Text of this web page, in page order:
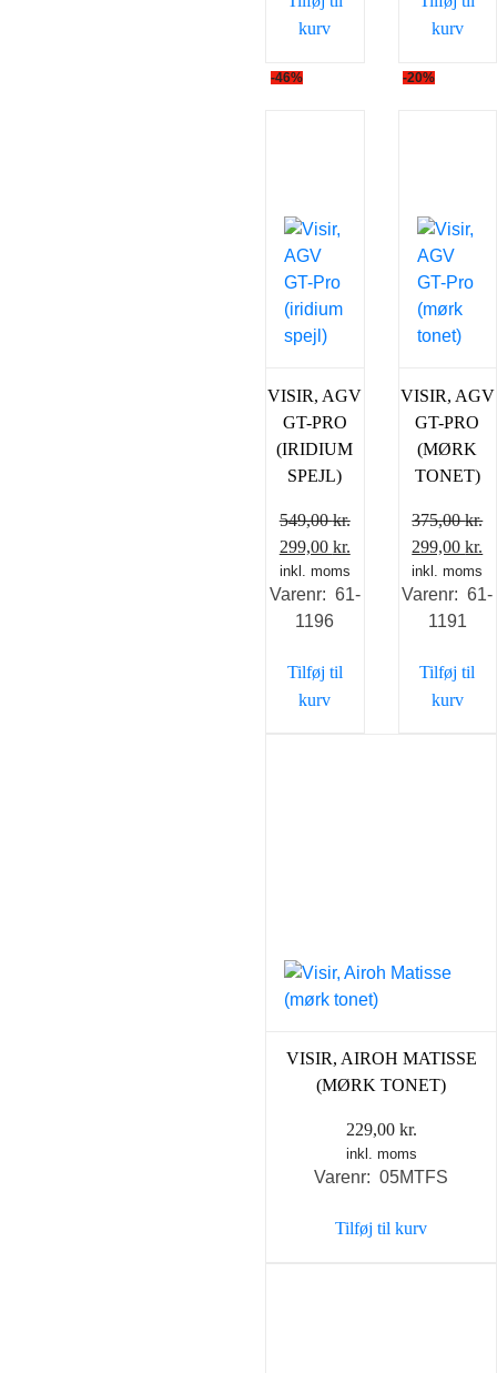
kurv
kurv
-46%
VISIR, AGV
GT-PRO
(IRIDIUM
SPEJL)
549,00kr.
Den
oprindelige
pris
var:
299,00 kr.
aktuelle
pris
inkl. moms
Varenr: 61-
1196
Tilføj til
kurv
-20%
VISIR, AGV
GT-PRO
(MØRK
TONET)
375,00kr.
Den
pris
var:
299,00kr.
inkl. moms
Varenr: 61-
1191
Tilføj til
kurv
VISIR, AIROH MATISSE
(MØRK TONET)
229,00 kr.
inkl. moms
Varenr: 05MTFS
Tilføj til kurv